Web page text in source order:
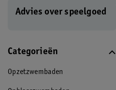
Advies over speelgoed
Categorieën
Opzetzwembaden